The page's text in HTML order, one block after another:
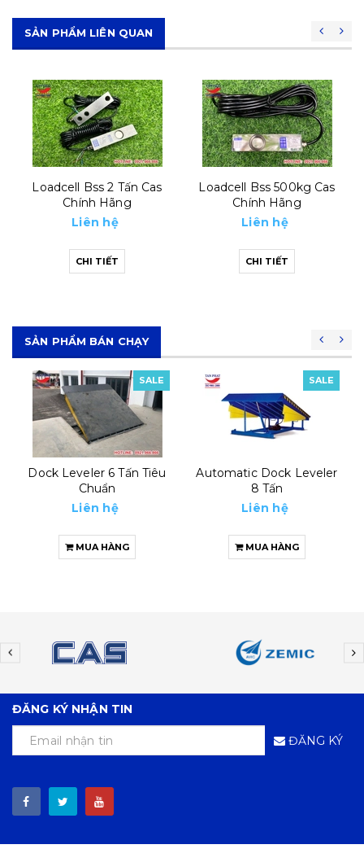
SẢN PHẨM LIÊN QUAN
Loadcell Bss 2 Tấn Cas
Chính Hãng
Liên hệ
CHI TIẾT
Loadcell Bss 500kg Cas
Chính Hãng
Liên hệ
CHI TIẾT
SẢN PHẨM BÁN CHẠY
SALE
Dock Leveler 6 Tấn Tiêu
Chuẩn
Liên hệ
MUA HÀNG
SALE
Automatic Dock Leveler
8 Tấn
Liên hệ
MUA HÀNG
ĐĂNG KÝ NHẬN TIN
ĐĂNG KÝ